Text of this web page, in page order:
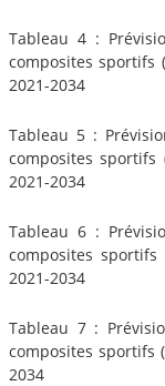
Tableau 4 :
composites sportifs
2021-2034
Tableau 5 :
composites
2021-2034
Tableau 6 :
composites
2021-2034
Tableau 7 :
composites sportifs
2034